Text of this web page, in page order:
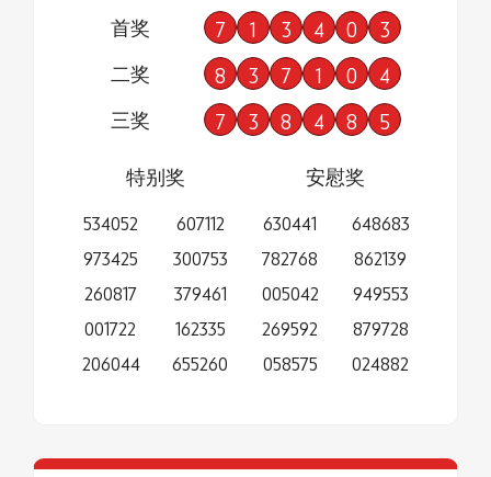
首奖 7 1 3 4 0 3
二奖 8 3 7 1 0 4
三奖 7 3 8 4 8 5
特别奖
534052
973425
260817
001722
206044
607112
300753
379461
162335
655260
安慰奖
630441
782768
005042
269592
058575
648683
862139
949553
879728
024882